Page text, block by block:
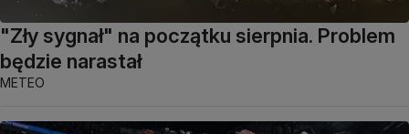
"Zły sygnał" na początku sierpnia. Problem
będzie narastał
METEO